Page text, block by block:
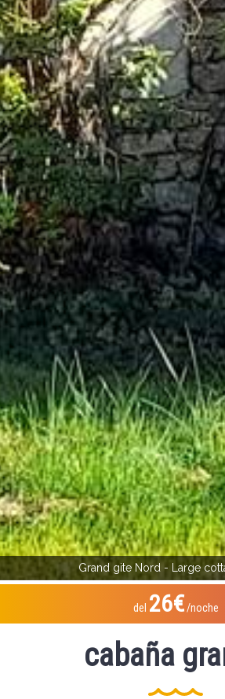
Grand gite Nord - Large
del 26€/noche
cabaña